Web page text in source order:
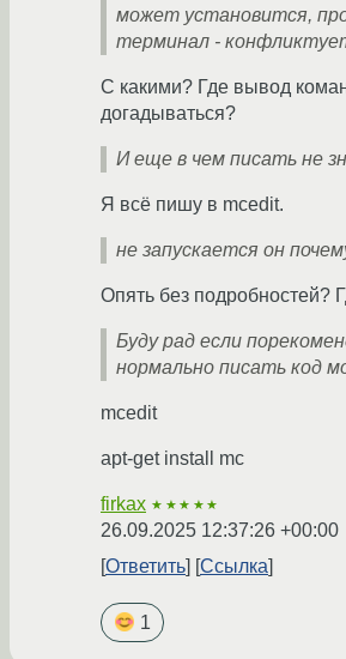
может установится,
терминал -
С какими? Где вывод
догадываться?
И еще в чем писать не
Я всё пишу в mcedit.
не запускается он
Опять без подробностей?
Буду рад если
нормально писать код
mcedit
apt-get install mc
firkax ★★★★★
26.09.2025 12:37:26 +00:00
Ответить
Ссылка
1